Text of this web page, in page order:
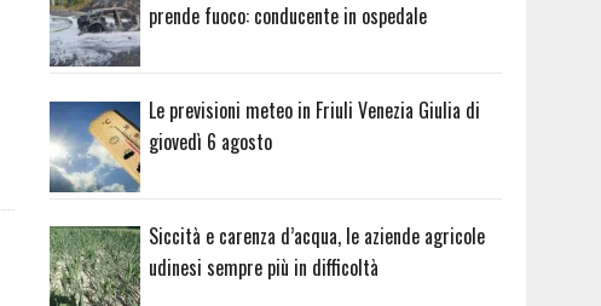
prende fuoco: conducente in ospedale
Le previsioni meteo in Friuli Venezia Giulia di
giovedì 6 agosto
Siccità e carenza d’acqua, le aziende agricole
udinesi sempre più in difficoltà